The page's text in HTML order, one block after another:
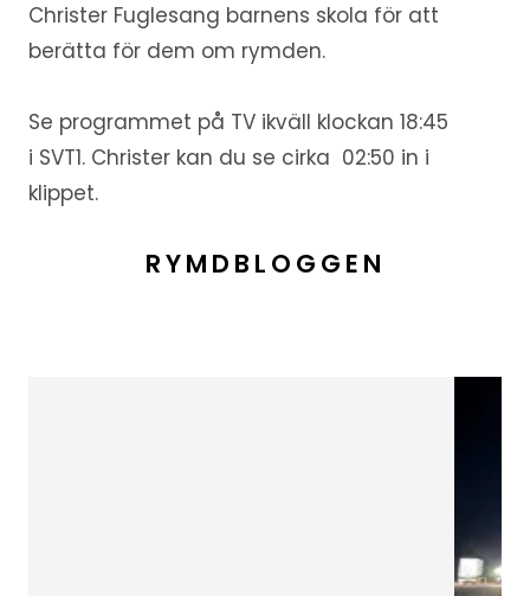
Christer Fuglesang barnens skola för att
berätta för dem om rymden.
Se programmet på TV ikväll klockan 18:45
i SVT1. Christer kan du se cirka 02:50 in i
klippet.
RYMDBLOGGEN